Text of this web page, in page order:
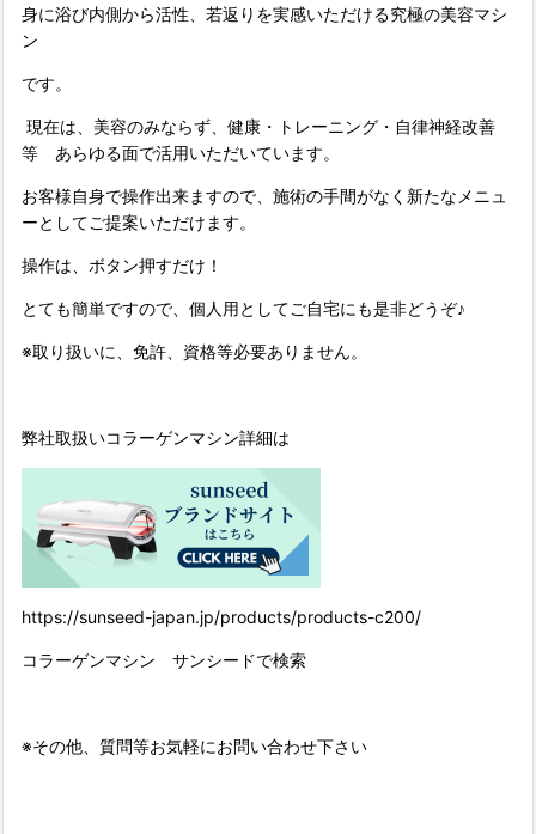
身に浴び内側から活性、若返りを実感いただける究極の美容マシ
ン
です。
現在は、美容のみならず、健康・トレーニング・自律神経改善
等 あらゆる面で活用いただいています。
お客様自身で操作出来ますので、施術の手間がなく新たなメニュ
ーとしてご提案いただけます。
操作は、ボタン押すだけ！
とても簡単ですので、個人用としてご自宅にも是非どうぞ♪
※取り扱いに、免許、資格等必要ありません。
弊社取扱いコラーゲンマシン詳細は
https://sunseed-japan.jp/products/products-c200/
コラーゲンマシン サンシードで検索
※その他、質問等お気軽にお問い合わせ下さい